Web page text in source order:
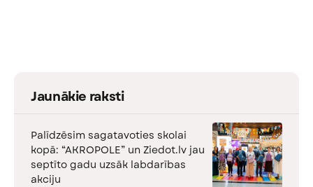
Jaunākie raksti
Palīdzēsim sagatavoties skolai
kopā: “AKROPOLE” un Ziedot.lv jau
septīto gadu uzsāk labdarības
akciju